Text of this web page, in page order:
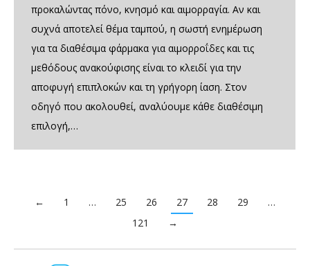
προκαλώντας πόνο, κνησμό και αιμορραγία. Αν και
συχνά αποτελεί θέμα ταμπού, η σωστή ενημέρωση
για τα διαθέσιμα φάρμακα για αιμορροΐδες και τις
μεθόδους ανακούφισης είναι το κλειδί για την
αποφυγή επιπλοκών και τη γρήγορη ίαση. Στον
οδηγό που ακολουθεί, αναλύουμε κάθε διαθέσιμη
επιλογή,…
← 1 … 25 26 27 28 29
…
121
→